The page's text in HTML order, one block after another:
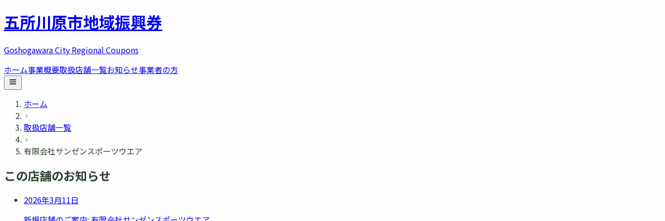
五所川原市地域振興券
Goshogawara City Regional Coupons
ホーム事業概要取扱店舗一覧お知らせ事業者の方
ホーム
取扱店舗一覧
有限会社サンゼンスポーツウエア
この店舗のお知らせ
2026年3月11日